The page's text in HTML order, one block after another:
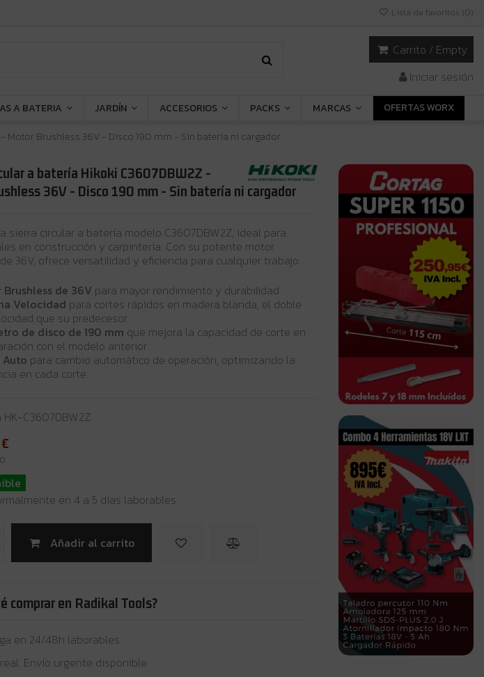
Lista de favoritos (0)
Carrito / Empty
Iniciar sesión
A BATERIA JARDÍN ACCESORIOS PACKS MARCAS
OFERTAS WORX
Motor Brushless 36V - Disco 190 mm - Sin batería ni cargador
a batería Hikoki C3607DBW2Z -
36V - Disco 190 mm - Sin batería ni cargador
sierra circular a batería modelo C3607DBW2Z, ideal para
en construcción y carpintería. Con su potente motor
36V, ofrece versatilidad y eficiencia para cualquier trabajo.
de 36V para mayor rendimiento y durabilidad.
Velocidad para cortes rápidos en madera blanda, el doble
que su predecesor.
de disco de 190 mm que mejora la capacidad de corte en
con el modelo anterior.
para cambio automático de operación, optimizando la
en cada corte.
HK-C3607DBW2Z
€
en 4 a 5 días laborables.
Añadir al carrito
comprar en Radikal Tools?
en 24/48h laborables
Envío urgente disponible